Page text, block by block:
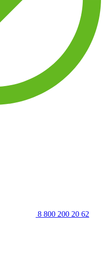
8 800 200 20 62